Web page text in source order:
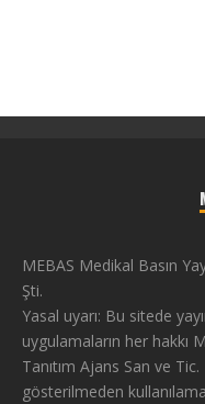
MEBAS Medikal Basın
Şti.
Yasal uyarı: Bu sitede
uygulamaların her hakkı
Tanıtım Ajans San ve
gösterilmeden